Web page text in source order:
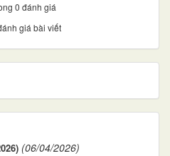
0 đánh giá
giá bài viết
(06/04/2026)